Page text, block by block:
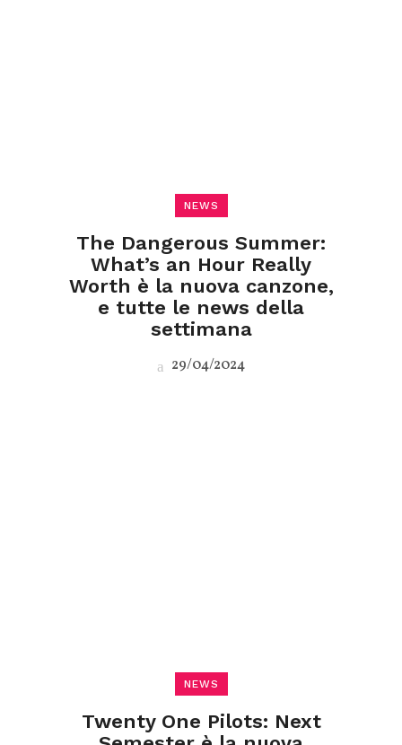
NEWS
The Dangerous Summer:
What’s an Hour Really
Worth è la nuova canzone,
e tutte le news della
settimana
29/04/2024
NEWS
Twenty One Pilots: Next